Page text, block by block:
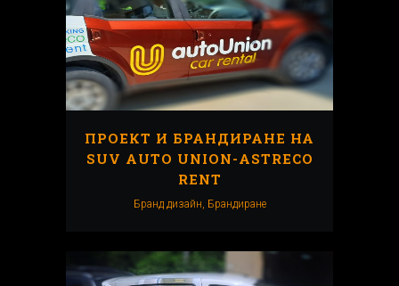
ПРОЕКТ И БРАНДИРАНЕ НА
SUV AUTO UNION-ASTRECO
RENT
Бранд дизайн, Брандиранe